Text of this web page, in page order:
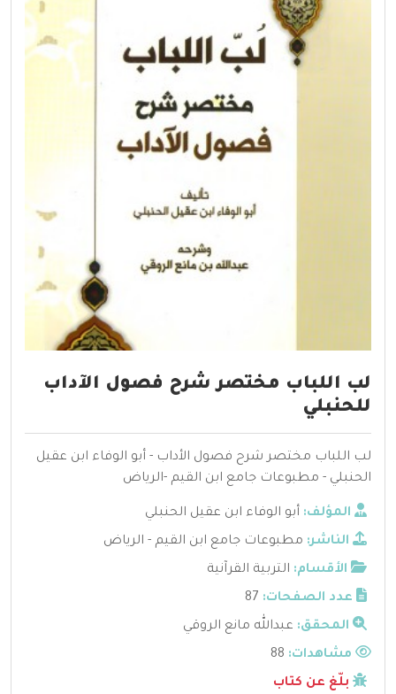
لب اللباب مختصر شرح فصول الآداب
للحنبلي
لب اللباب مختصر شرح فصول الأداب - أبو الوفاء ابن عقيل
الحنبلي - مطبوعات جامع ابن القيم -الرياض
المؤلف: أبو الوفاء ابن عقيل الحنبلي
الناشر: مطبوعات جامع ابن القيم - الرياض
الأقسام: التربية القرآنية
عدد الصفحات: 87
المحقق: عبدالله مانع الروقي
مشاهدات:
بلّغ عن كتاب